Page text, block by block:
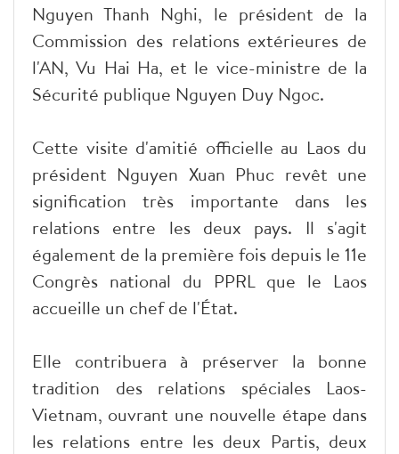
Nguyen Thanh Nghi, le président de la
Commission des relations extérieures de
l'AN, Vu Hai Ha, et le vice-ministre de la
Sécurité publique Nguyen Duy Ngoc.
Cette visite d'amitié officielle au Laos du
président Nguyen Xuan Phuc revêt une
signification très importante dans les
relations entre les deux pays. Il s'agit
également de la première fois depuis le 11e
Congrès national du PPRL que le Laos
accueille un chef de l'État.
Elle contribuera à préserver la bonne
tradition des relations spéciales Laos-
Vietnam, ouvrant une nouvelle étape dans
les relations entre les deux Partis, deux